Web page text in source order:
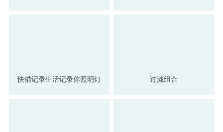
快猫记录生活记录你照明灯 过滤组合